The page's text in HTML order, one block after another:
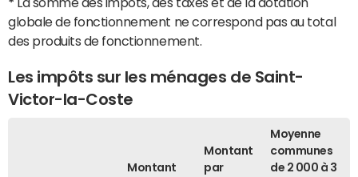
globale de fonctionnement ne correspond pas au total
des produits de fonctionnement.
Les impôts sur les ménages de Saint-
Victor-la-Coste
Montant
Montant
par
Moyenne
communes
de 2 000 à 3